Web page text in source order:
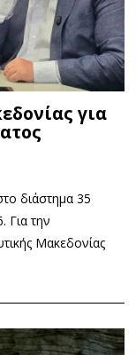
για
διάστημα 35
Για την
Μακεδονίας